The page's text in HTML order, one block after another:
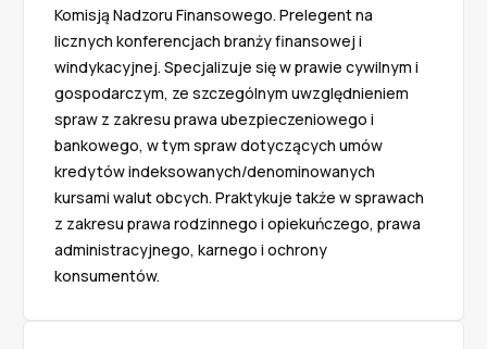
Komisją Nadzoru Finansowego. Prelegent na
licznych konferencjach branży finansowej i
windykacyjnej. Specjalizuje się w prawie cywilnym i
gospodarczym, ze szczególnym uwzględnieniem
spraw z zakresu prawa ubezpieczeniowego i
bankowego, w tym spraw dotyczących umów
kredytów indeksowanych/denominowanych
kursami walut obcych. Praktykuje także w sprawach
z zakresu prawa rodzinnego i opiekuńczego, prawa
administracyjnego, karnego i ochrony
konsumentów.